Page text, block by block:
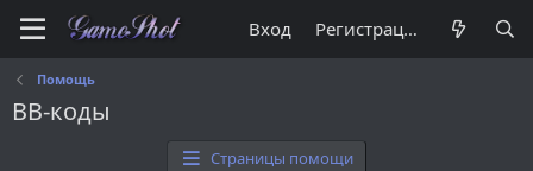
Вход Регистрация
Помощь
BB-коды
Страницы помощи